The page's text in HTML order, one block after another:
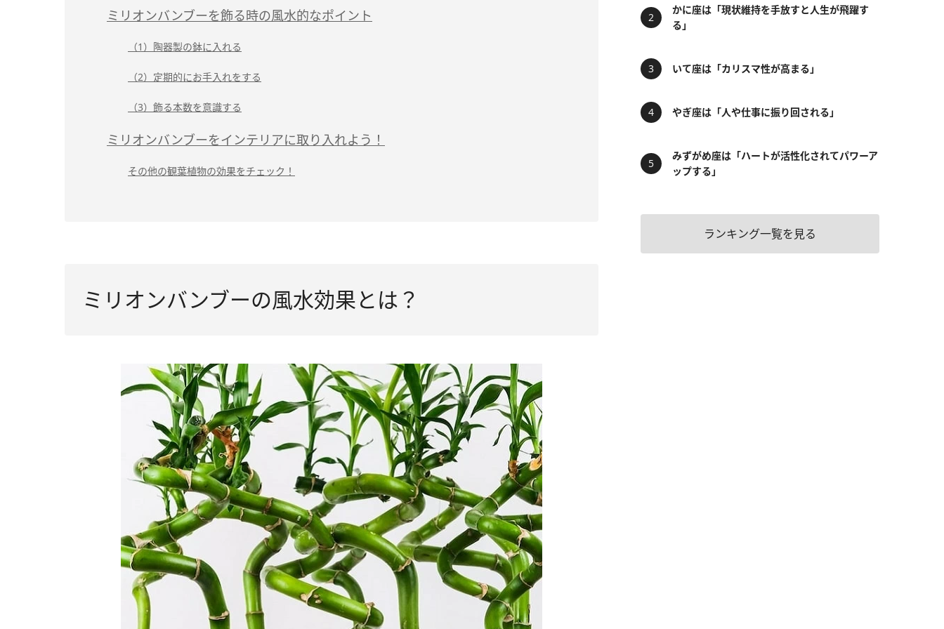
ミリオンバンブーを飾る時の風水的なポイント
（1）陶器製の鉢に入れる
（2）定期的にお手入れをする
（3）飾る本数を意識する
ミリオンバンブーをインテリアに取り入れよう！
その他の観葉植物の効果をチェック！
ミリオンバンブーの風水効果とは？
かに座は「現状維持を手放すと人生が飛躍す
る」
いて座は「カリスマ性が高まる」
やぎ座は「人や仕事に振り回される」
みずがめ座は「ハートが活性化されてパワーア
ップする」
ランキング一覧を見る